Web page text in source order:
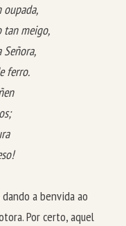
oupada,
tan meigo,
ferro.
a benvida ao
Por certo, aquel